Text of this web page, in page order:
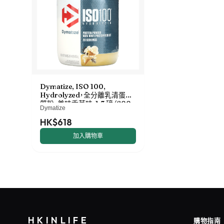
Dymatize, ISO 100,
Hydrolyzed，全分離乳清蛋白
質粉，美味香草味，1.3 磅（600
克）
Dymatize
HK$618
加入購物車
HKINLIFE 購物指南